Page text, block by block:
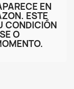
EN
ESTE
CONDICIÓN
O